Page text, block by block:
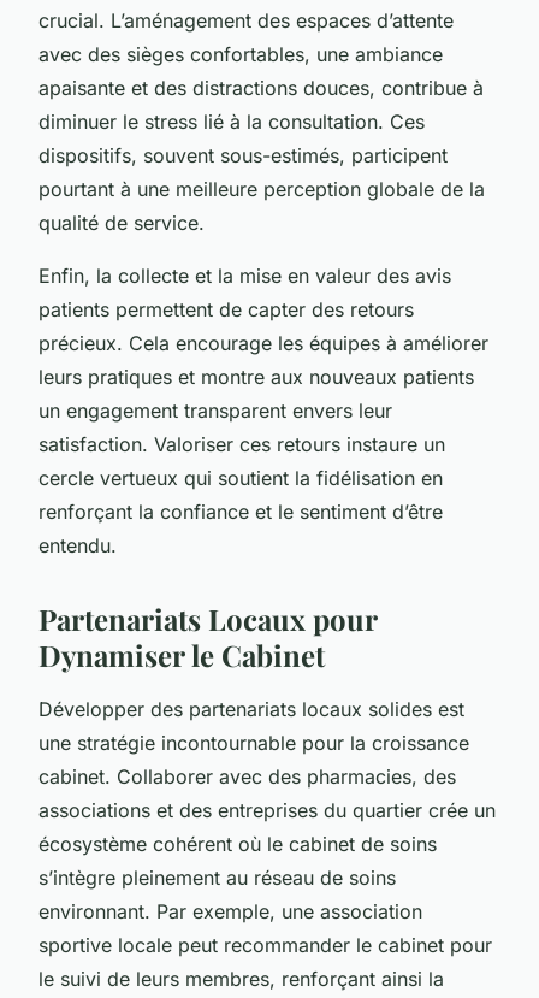
crucial. L’aménagement des espaces d’attente
avec des sièges confortables, une ambiance
apaisante et des distractions douces, contribue à
diminuer le stress lié à la consultation. Ces
dispositifs, souvent sous-estimés, participent
pourtant à une meilleure perception globale de la
qualité de service.
Enfin, la collecte et la mise en valeur des avis
patients permettent de capter des retours
précieux. Cela encourage les équipes à améliorer
leurs pratiques et montre aux nouveaux patients
un engagement transparent envers leur
satisfaction. Valoriser ces retours instaure un
cercle vertueux qui soutient la fidélisation en
renforçant la confiance et le sentiment d’être
entendu.
Partenariats Locaux pour
Dynamiser le Cabinet
Développer des partenariats locaux solides est
une stratégie incontournable pour la croissance
cabinet. Collaborer avec des pharmacies, des
associations et des entreprises du quartier crée un
écosystème cohérent où le cabinet de soins
s’intègre pleinement au réseau de soins
environnant. Par exemple, une association
sportive locale peut recommander le cabinet pour
le suivi de leurs membres, renforçant ainsi la